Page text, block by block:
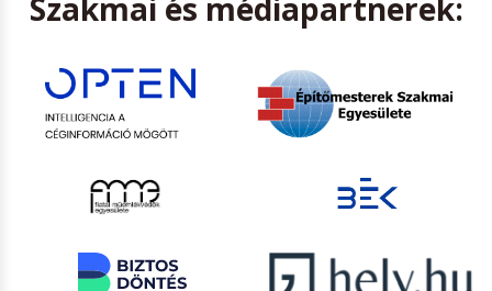
Szakmai és médiapartnerek: